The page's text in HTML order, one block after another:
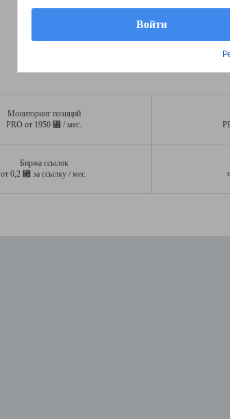
Мониторинг позиций
PRO от 1950 ⃏ / мес.
Биржа ссылок
от 0,2 ⃏ за ссылку / мес.